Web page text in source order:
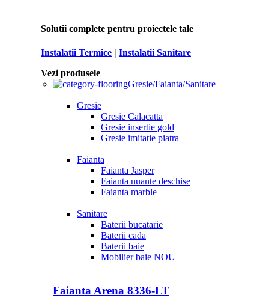
Solutii complete pentru proiectele tale
Instalatii Termice | Instalatii Sanitare
Vezi produsele
Gresie/Faianta/Sanitare
Gresie
Gresie Calacatta
Gresie insertie gold
Gresie imitatie piatra
Faianta
Faianta Jasper
Faianta nuante deschise
Faianta marble
Sanitare
Baterii bucatarie
Baterii cada
Baterii baie
Mobilier baie NOU
Faianta Arena 8336-LT